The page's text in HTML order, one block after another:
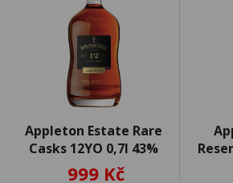
Appleton Estate Rare
Casks 12YO 0,7l 43%
999 Kč